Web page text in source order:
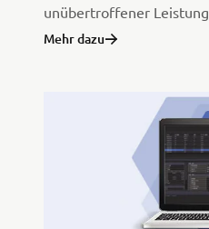
unübertroffener Leistung.
Mehr dazu